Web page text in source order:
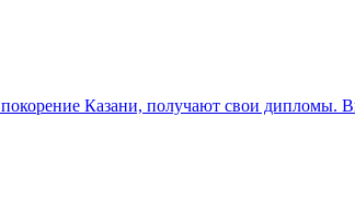
Казани, получают свои дипломы.